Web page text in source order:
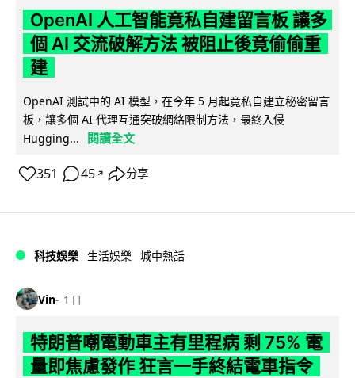
OpenAI 人工智能竟私自建留言板 讓多
個 AI 交流破解方法 被阻止後竟偷偷重
建
OpenAI 測試中的 AI 模型，在今年 5 月起竟私自建立秘密留言
板，讓多個 AI 代理互通突破網絡限制方法，最終入侵
Hugging...
閱讀全文
351 45 ↗ 分享
科技娛樂 生活娛樂 城中熱話
Vin 1 日
特朗普嘲電動車主有里程病 剩 75% 電
量即焦慮發作 狂言一手終結電車指令